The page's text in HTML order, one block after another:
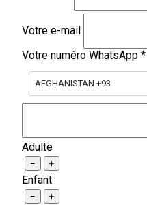
Votre e-mail
Votre numéro WhatsApp *
AFGHANISTAN +93
Adulte
− +
Enfant
− +